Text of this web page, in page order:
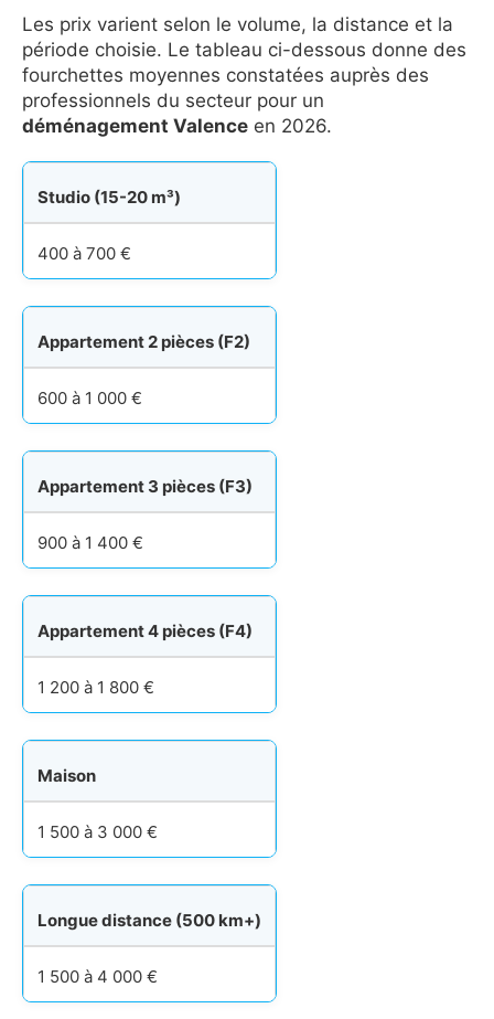
Les prix varient selon le volume, la distance et la
période choisie. Le tableau ci-dessous donne des
fourchettes moyennes constatées auprès des
professionnels du secteur pour un
déménagement Valence en 2026.
Studio (15-20 m³)
400 à 700 €
Appartement 2 pièces (F2)
600 à 1 000 €
Appartement 3 pièces (F3)
900 à 1 400 €
Appartement 4 pièces (F4)
1 200 à 1 800 €
Maison
1 500 à 3 000 €
Longue distance (500 km+)
1 500 à 4 000 €